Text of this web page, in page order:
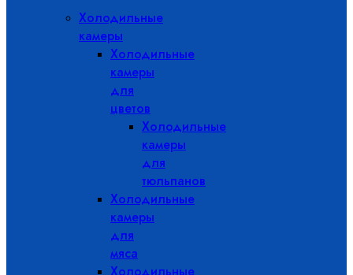
Холодильные
камеры
Холодильные
камеры
для
цветов
Холодильные
камеры
для
тюльпанов
Холодильные
камеры
для
мяса